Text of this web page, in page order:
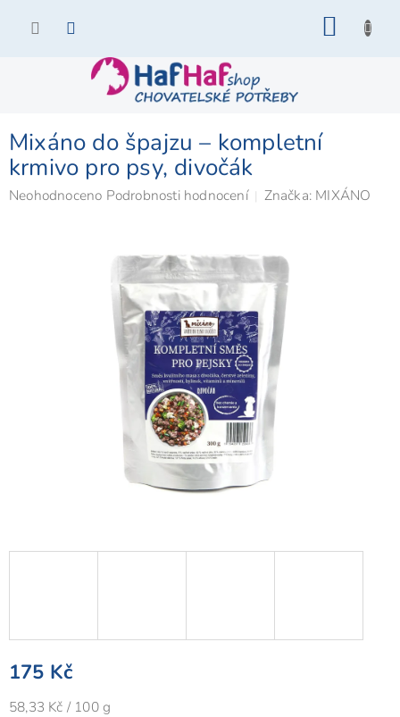
Mixáno do špajzu – kompletní
krmivo pro psy, divočák
Průměrné
Neohodnoceno Podrobnosti hodnocení Značka: MIXÁNO
175 Kč
Měrná
58,33 Kč / 100 g